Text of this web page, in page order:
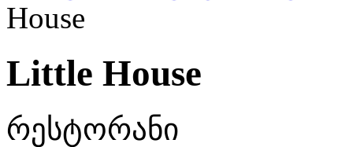
House
Little House
რესტორანი